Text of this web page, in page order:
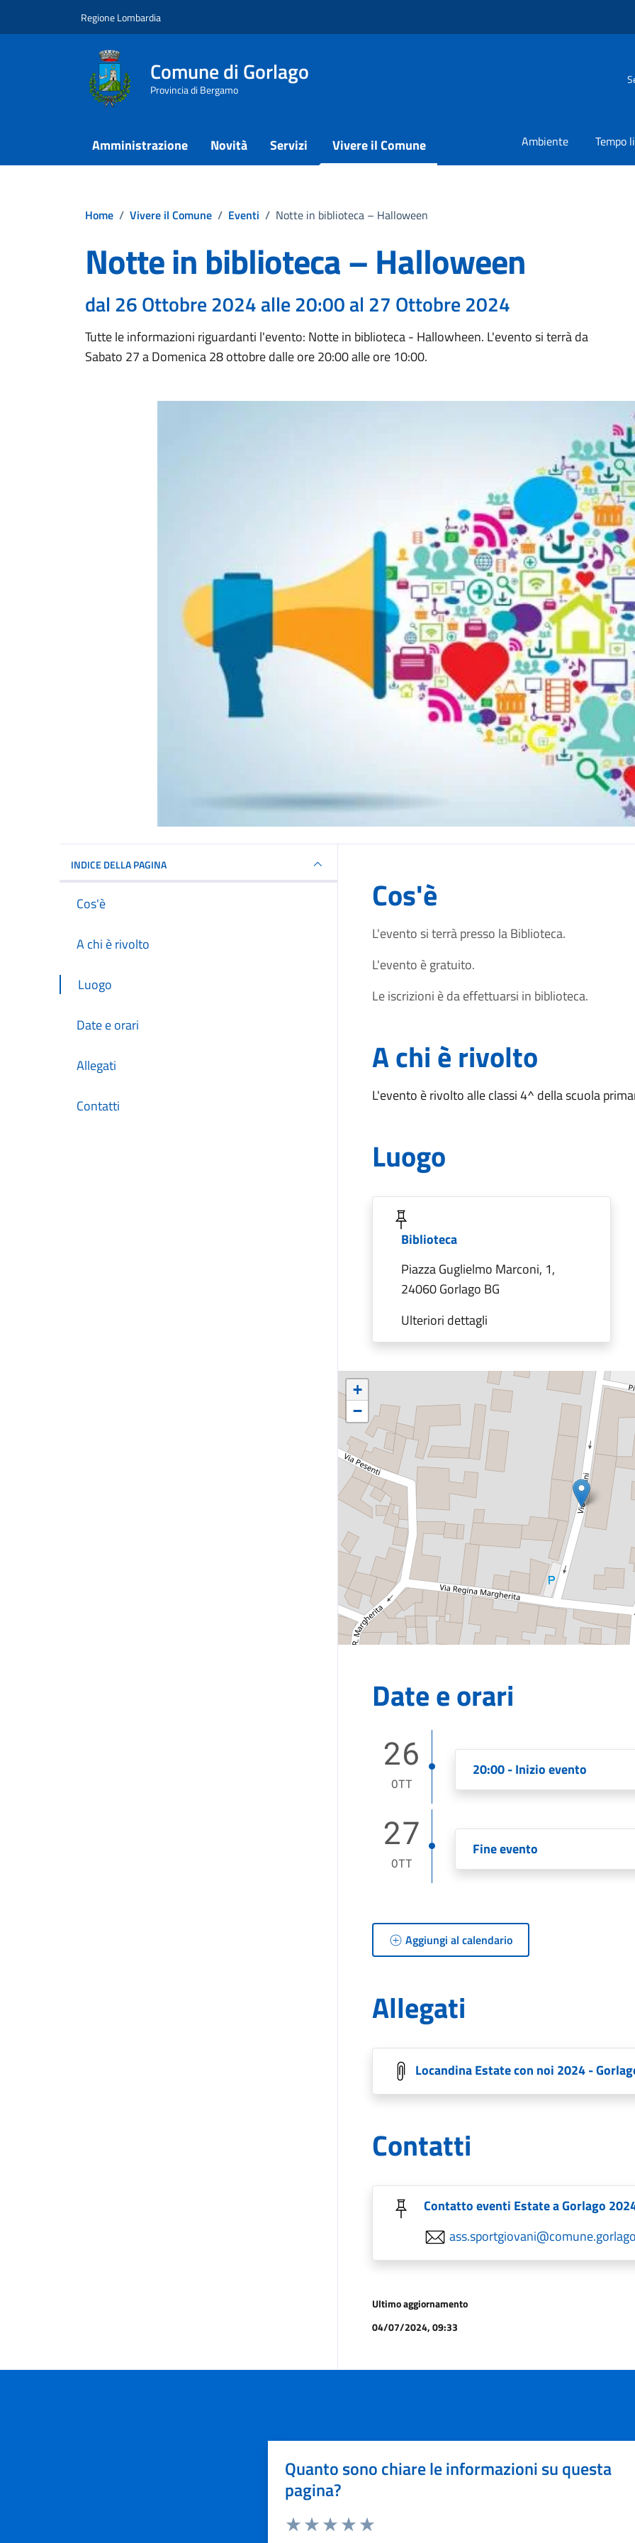
Regione Lombardia
Comune di Gorlago
Provincia di Bergamo
Amministrazione Novità Servizi Vivere il Comune Ambiente Tempo
Home / Vivere il Comune / Eventi / Notte in biblioteca – Halloween
Notte in biblioteca – Halloween
dal 26 Ottobre 2024 alle 20:00 al 27 Ottobre 2024
Tutte le informazioni riguardanti l'evento: Notte in biblioteca - Hallowheen. L'evento si terrà da
Sabato 27 a Domenica 28 ottobre dalle ore 20:00 alle ore 10:00.
INDICE DELLA PAGINA
Cos'è
A chi è rivolto
Luogo
Date e orari
Allegati
Contatti
Cos'è
L'evento si terrà presso la Biblioteca.
L'evento è gratuito.
Le iscrizioni è da effettuarsi in biblioteca.
A chi è rivolto
L'evento è rivolto alle classi 4^ della scuola
Luogo
Biblioteca
Piazza Guglielmo Marconi, 1,
24060 Gorlago BG
Ulteriori dettagli
+
−
Date e orari
26
OTT
20:00 - Inizio evento
27
OTT
Fine evento
Aggiungi al calendario
Allegati
Locandina Estate con noi 2024 -
Contatti
Contatto eventi Estate a Gorlago
Ultimo aggiornamento
04/07/2024, 09:33
Quanto sono chiare le informazioni su questa
pagina?